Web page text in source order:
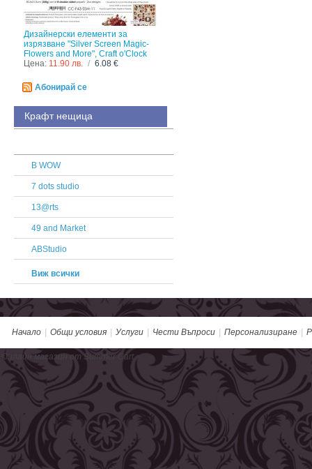
Дизайнерски елементи за
изрязване "Silver Screen Magic-
Flowers and More", Craft o'Clock
Цена: 11.90 лв. / 6.08 €
Абонирай се
Крафт нещица
B WOW
7 dots studio
13@rts
49 and Market
ABStudio
Виж всички
Начало Общи условия Услуги Чести Въпроси Персонализиране
Онлайн магазин от Summer Cart